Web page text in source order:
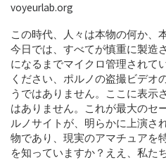
voyeurlab.org
この時代、人々は本物の何か、
今日では、すべてが慎重に製造
になるまでマイクロ管理されて
ください、ポルノの盗撮ビデオ
うではありません。ここに表示
はありません。これが最大のセ
ルノサイトが、明らかに上演さ
物であり、現実のアマチュアを
を知っていますか？ええ、私た